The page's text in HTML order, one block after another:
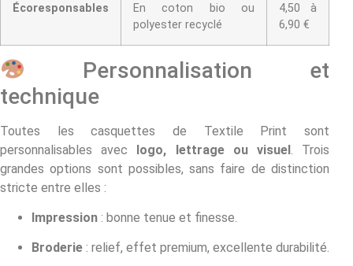
Écoresponsables
En coton bio ou
polyester recyclé
4,50 à
6,90 €
Personnalisation et
technique
Toutes les casquettes de Textile Print sont
personnalisables avec logo, lettrage ou visuel. Trois
grandes options sont possibles, sans faire de distinction
stricte entre elles :
Impression : bonne tenue et finesse.
Broderie : relief, effet premium, excellente durabilité.